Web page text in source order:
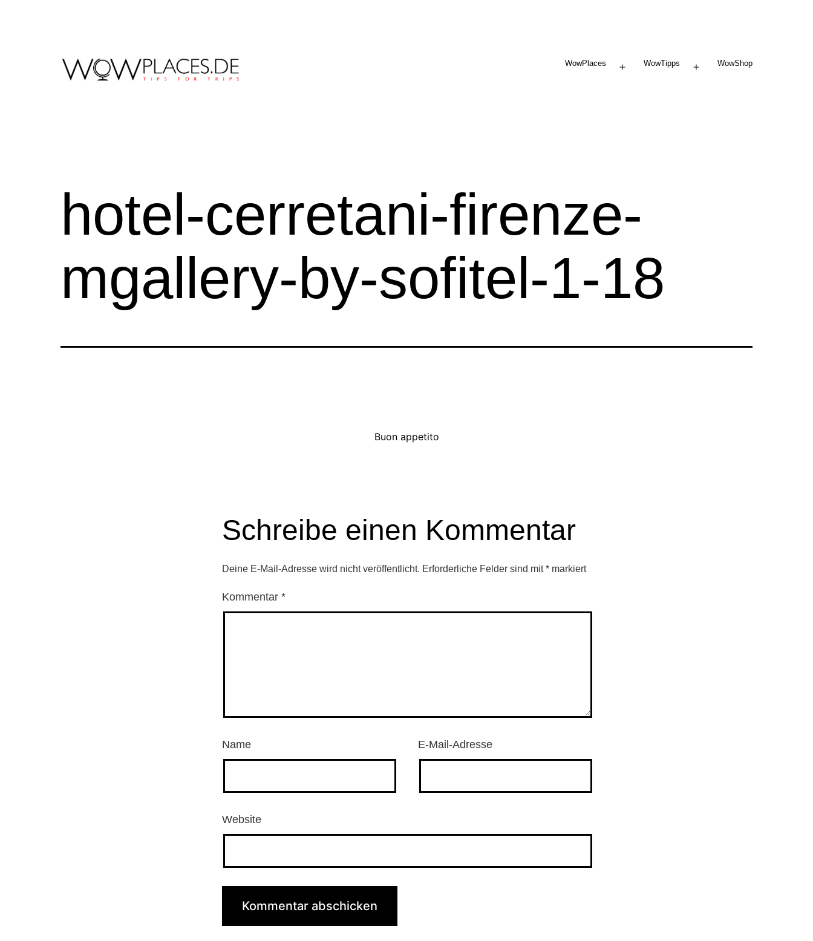
WowPlaces WowTipps WowShop
hotel-cerretani-firenze-
mgallery-by-sofitel-1-18
Buon appetito
Schreibe einen Kommentar
Deine E-Mail-Adresse wird nicht veröffentlicht. Erforderliche Felder sind mit* markiert
Kommentar *
Name E-Mail-Adresse
Website